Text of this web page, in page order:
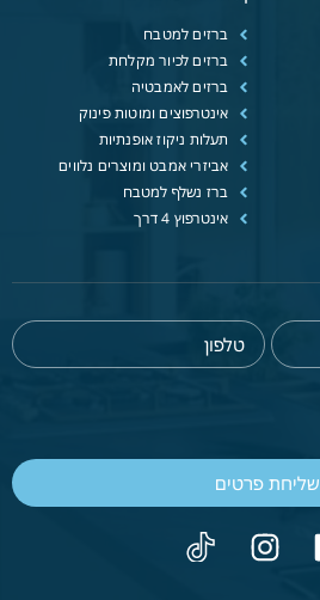
ברזים למטבח
ברזים לכיור מקלחת
ברזים לאמבטיה
אינטרפוצים ומוטות פינוק
תעלות ניקוז אופנתיות
אביזרי אמבט ומוצרים נלווים
ברז נשלף למטבח
אינטרפוץ 4 דרך
שליחת פרטים